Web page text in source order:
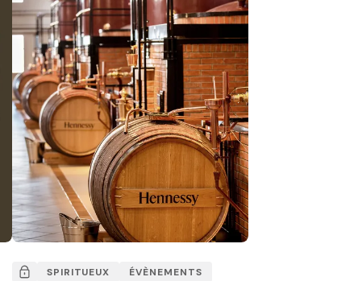
SPIRITUEUX ÉVÈNEMENTS